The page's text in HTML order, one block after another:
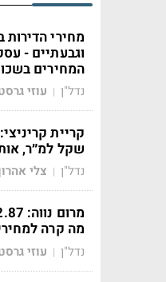
מחירי
וגבעתיים -
המחירים
נדל"ן | עוזי
שקל למ״ר,
נדל"ן | צלי
מה קרה
נדל"ן | עוזי